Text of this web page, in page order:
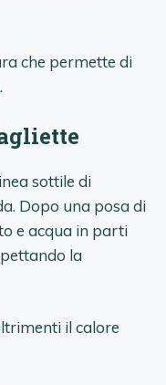
che permette di
sottile di
Dopo una posa di
e acqua in parti
la
il calore